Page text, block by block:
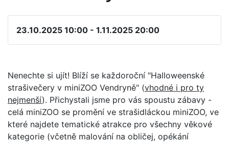
23.10.2025 10:00 - 1.11.2025 20:00
Nenechte si ujít! Blíží se každoroční "Halloweenské
strašivečery v miniZOO Vendryně" (vhodné i pro ty
nejmenší). Přichystali jsme pro vás spoustu zábavy -
celá miniZOO se promění ve strašidláckou miniZOO, ve
které najdete tematické atrakce pro všechny věkové
kategorie (včetně malování na obličej, opékání